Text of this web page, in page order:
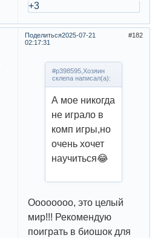
+3
Поделиться 182
2025-07-21
02:17:31
#p398595,Хозяин
склепа написал(а):
А мое никогда
не играло в
комп игры,но
очень хочет
научиться😂
Оооооооо, это целый
мир!!! Рекомендую
поиграть в биошок для